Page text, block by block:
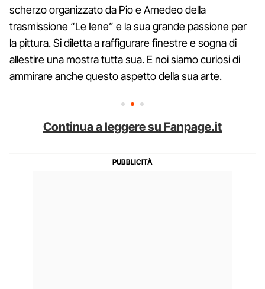
scherzo organizzato da Pio e Amedeo della
trasmissione “Le Iene” e la sua grande passione per
la pittura. Si diletta a raffigurare finestre e sogna di
allestire una mostra tutta sua. E noi siamo curiosi di
ammirare anche questo aspetto della sua arte.
Continua a leggere su Fanpage.it